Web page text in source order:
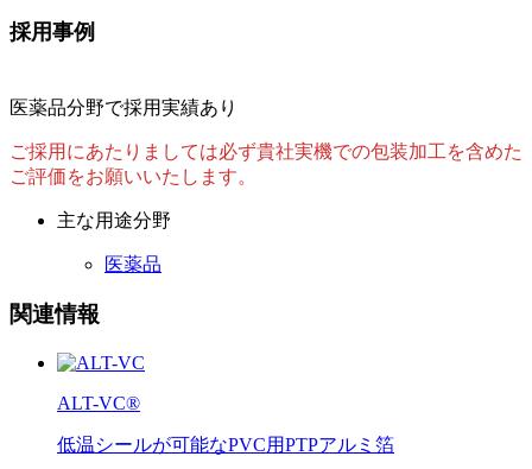
採用事例
医薬品分野で採用実績あり
ご採用にあたりましては必ず貴社実機での包装加工を含めた
ご評価をお願いいたします。
主な用途分野
医薬品
関連情報
ALT-VC®
低温シールが可能なPVC用PTPアルミ箔